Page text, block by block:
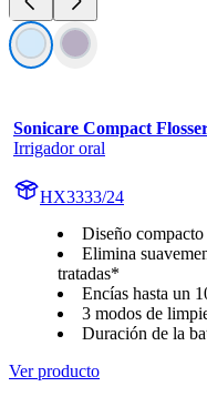
Sonicare Compact
Irrigador oral
HX3333/24
Diseño
Elimina
tratadas*
Encías hasta un
3 modos de
Duración de la
Ver producto